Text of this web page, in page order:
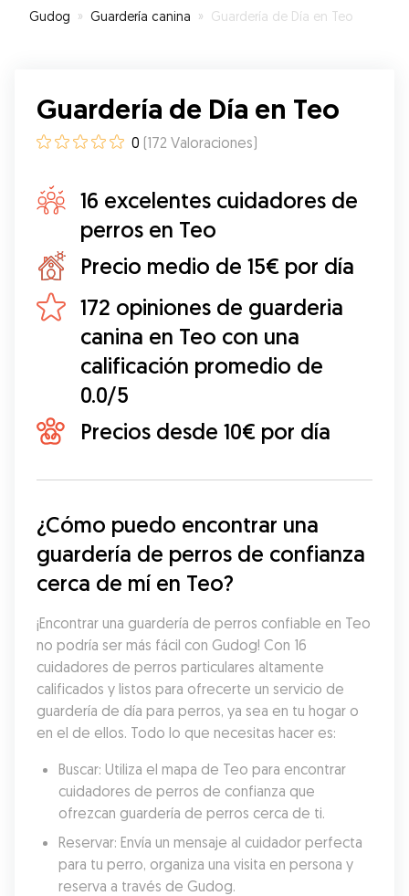
Gudog » Guardería canina » Guardería de Día en Teo
Guardería de Día en Teo
0 (172 Valoraciones)
16 excelentes cuidadores de
perros en Teo
Precio medio de 15€ por día
172 opiniones de guarderia
canina en Teo con una
calificación promedio de
0.0/5
Precios desde 10€ por día
¿Cómo puedo encontrar una
guardería de perros de confianza
cerca de mí en Teo?
¡Encontrar una guardería de perros confiable en Teo
no podría ser más fácil con Gudog! Con 16
cuidadores de perros particulares altamente
calificados y listos para ofrecerte un servicio de
guardería de día para perros, ya sea en tu hogar o
en el de ellos. Todo lo que necesitas hacer es:
Buscar: Utiliza el mapa de Teo para encontrar
cuidadores de perros de confianza que
ofrezcan guardería de perros cerca de ti.
Reservar: Envía un mensaje al cuidador perfecta
para tu perro, organiza una visita en persona y
reserva a través de Gudog.